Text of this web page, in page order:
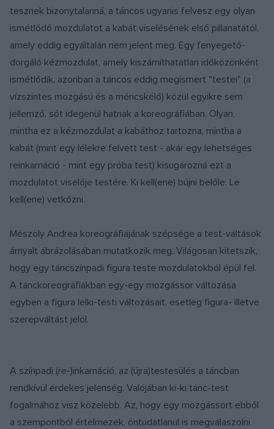
tesznek bizonytalanná, a táncos ugyanis felvesz egy olyan
ismétlődő mozdulatot a kabát viselésének első pillanatától,
amely eddig egyáltalán nem jelent meg. Egy fenyegető-
dorgáló kézmozdulat, amely kiszámíthatatlan időközönként
ismétlődik, azonban a táncos eddig megismert "testei" (a
vízszintes mozgású és a méricskélő) közül egyikre sem
jellemző, sőt idegenül hatnak a koreográfiában. Olyan,
mintha ez a kézmozdulat a kabáthoz tartozna, mintha a
kabát (mint egy lélekre felvett test - akár egy lehetséges
reinkarnáció - mint egy próba test) kisugározná ezt a
mozdulatot viselője testére. Ki kell(ene) bújni belőle. Le
kell(ene) vetkőzni.
Mészöly Andrea koreográfiájának szépsége a test-váltások
árnyalt ábrázolásában mutatkozik meg. Világosan kitetszik,
hogy egy táncszínpadi figura teste mozdulatokból épül fel.
A tánckoreográfiákban egy-egy mozgássor változása
egyben a figura lelki-testi változásait, esetleg figura- illetve
szerepváltást jelöl.
A színpadi (re-)inkarnáció, az (újra)testesülés a táncban
rendkívül érdekes jelenség. Valójában ki-ki tánc-test
fogalmához visz közelebb. Az, hogy egy mozgássort ebből
a szempontból értelmezek, öntudatlanul is megválaszolni